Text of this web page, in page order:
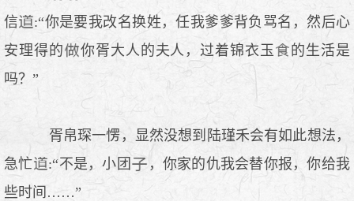
信
:“你是要我改名换姓，任我爹爹背负骂名，然后心
安理得的
你胥大人的夫人，过着锦衣玉
的生活是
吗？”
胥帛琛一愣，显然没想到陆瑾禾会有如此想法，
急忙
:“不是，小团
，你家的仇我会替你报，你给我
些时间……”